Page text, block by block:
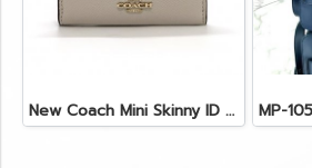
New Coach Mini Skinny ID Case in Chalk Leather GHW